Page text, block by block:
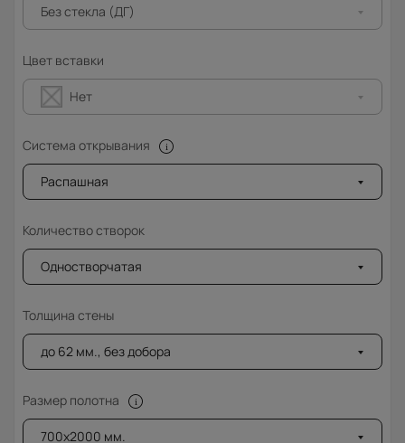
Без стекла (ДГ)
Цвет вставки
Нет
Система открывания
Распашная
Количество створок
Одностворчатая
Толщина стены
до 62 мм., без добора
Размер полотна
700x2000 мм.